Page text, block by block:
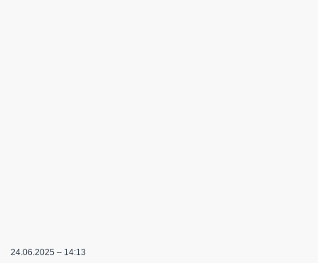
24.06.2025 – 14:13